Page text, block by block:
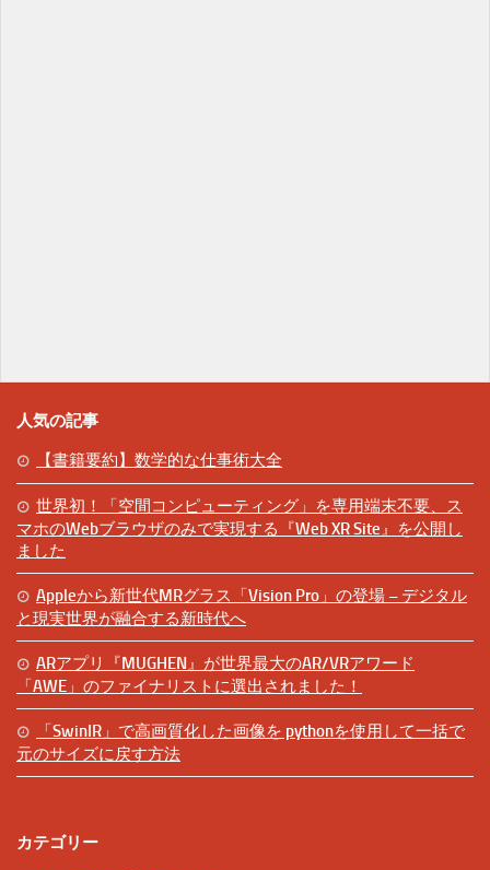
人気の記事
【書籍要約】数学的な仕事術大全
世界初！「空間コンピューティング」を専用端末不要、ス
マホのWebブラウザのみで実現する『Web XR Site』を公開し
ました
Appleから新世代MRグラス「Vision Pro」の登場 – デジタル
と現実世界が融合する新時代へ
ARアプリ『MUGHEN』が世界最大のAR/VRアワード
「AWE」のファイナリストに選出されました！
「SwinIR」で高画質化した画像を pythonを使用して一括で
元のサイズに戻す方法
カテゴリー